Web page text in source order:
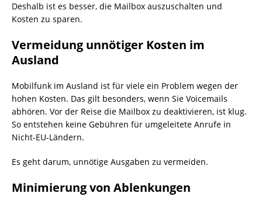
Deshalb ist es besser, die Mailbox auszuschalten und
Kosten zu sparen.
Vermeidung unnötiger Kosten im
Ausland
Mobilfunk im Ausland ist für viele ein Problem wegen der
hohen Kosten. Das gilt besonders, wenn Sie Voicemails
abhören. Vor der Reise die Mailbox zu deaktivieren, ist klug.
So entstehen keine Gebühren für umgeleitete Anrufe in
Nicht-EU-Ländern.
Es geht darum, unnötige Ausgaben zu vermeiden.
Minimierung von Ablenkungen